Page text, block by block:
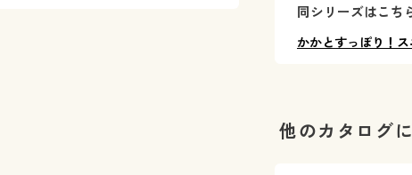
同シリーズはこち
かかとすっぽり！
他のカタログ